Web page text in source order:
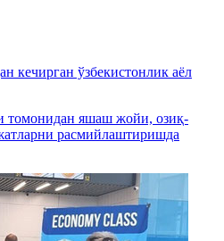
кечирган ўзбекистонлик аёл
томонидан яшаш жойи, озиқ-
расмийлаштиришда